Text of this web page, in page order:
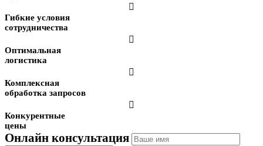

Гибкие условия
сотрудничества

Оптимальная
логистика

Комплексная
обработка запросов

Конкурентные
цены
Онлайн консультация